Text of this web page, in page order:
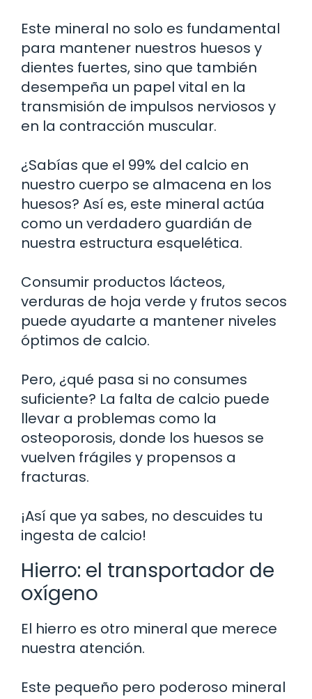
Este mineral no solo es fundamental
para mantener nuestros huesos y
dientes fuertes, sino que también
desempeña un papel vital en la
transmisión de impulsos nerviosos y
en la contracción muscular.
¿Sabías que el 99% del calcio en
nuestro cuerpo se almacena en los
huesos? Así es, este mineral actúa
como un verdadero guardián de
nuestra estructura esquelética.
Consumir productos lácteos,
verduras de hoja verde y frutos secos
puede ayudarte a mantener niveles
óptimos de calcio.
Pero, ¿qué pasa si no consumes
suficiente? La falta de calcio puede
llevar a problemas como la
osteoporosis, donde los huesos se
vuelven frágiles y propensos a
fracturas.
¡Así que ya sabes, no descuides tu
ingesta de calcio!
Hierro: el transportador de
oxígeno
El hierro es otro mineral que merece
nuestra atención.
Este pequeño pero poderoso mineral